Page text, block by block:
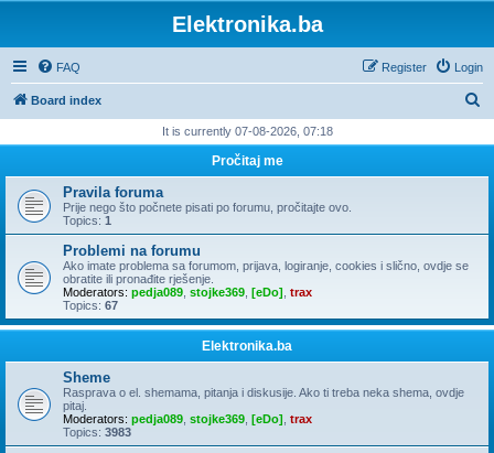
Elektronika.ba
FAQ Login
Register
Board index
r
h
It is currently 07-08-2026, 07:18
Pročitaj me
Pravila foruma
Prije nego što počnete pisati po forumu, pročitajte ovo.
Topics: 1
Problemi na forumu
Ako imate problema sa forumom, prijava, logiranje, cookies i slično, ovdje se
obratite ili pronađite rješenje.
Moderators: pedja089 stojke369 [eDo] trax
Topics: 67
Elektronika.ba
Sheme
Rasprava o el. shemama, pitanja i diskusije. Ako ti treba neka shema, ovdje
pitaj.
Moderators: pedja089 stojke369 [eDo] trax
Topics: 3983